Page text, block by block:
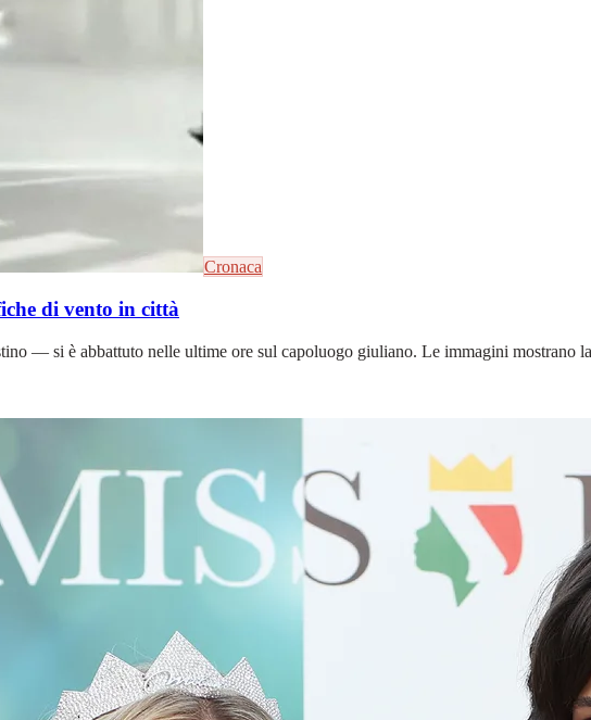
Cronaca
di vento in città
— si è abbattuto nelle ultime ore sul capoluogo giuliano. Le immagini mostrano